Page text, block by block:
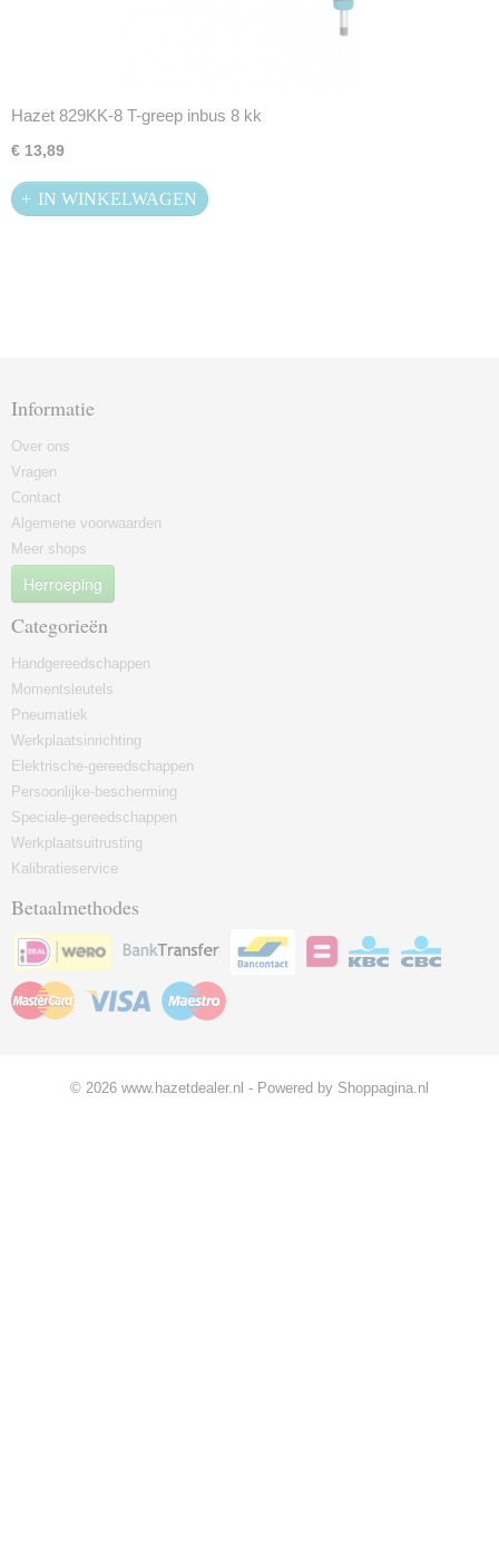
Hazet 829KK-8 T-greep inbus 8 kk
€ 13,89
IN WINKELWAGEN
Informatie
Over ons
Vragen
Contact
Algemene voorwaarden
Meer shops
Herroeping
Categorieën
Handgereedschappen
Momentsleutels
Pneumatiek
Werkplaatsinrichting
Elektrische-gereedschappen
Persoonlijke-bescherming
Speciale-gereedschappen
Werkplaatsuitrusting
Kalibratieservice
Betaalmethodes
© 2026 www.hazetdealer.nl - Powered by Shoppagina.nl